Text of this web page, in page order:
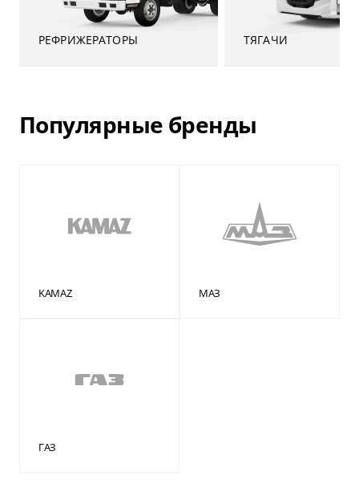
«Бизнес Кар Лизинг».
РЕФРИЖЕРАТОРЫ ТЯГАЧИ
Популярные бренды
KAMAZ МАЗ
ГАЗ